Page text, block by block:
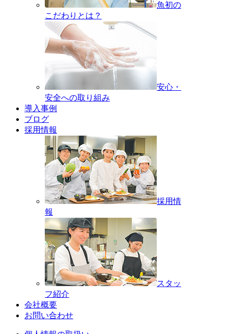
魚初の
こだわりとは？
安心・
安全への取り組み
導入事例
ブログ
採用情報
採用情
報
スタッ
フ紹介
会社概要
お問い合わせ